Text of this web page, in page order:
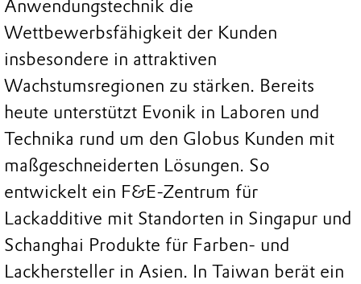
Anwendungstechnik die
Wettbewerbsfähigkeit der Kunden
insbesondere in attraktiven
Wachstumsregionen zu stärken. Bereits
heute unterstützt Evonik in Laboren und
Technika rund um den Globus Kunden mit
maßgeschneiderten Lösungen. So
entwickelt ein F&E-Zentrum für
Lackadditive mit Standorten in Singapur und
Schanghai Produkte für Farben- und
Lackhersteller in Asien. In Taiwan berät ein